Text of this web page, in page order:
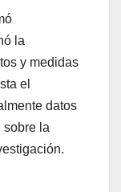
la
y medidas
el
datos
sobre la